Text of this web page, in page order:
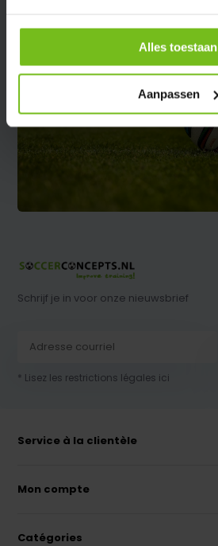
Alles toestaan
Aanpassen
Schrijf je in voor onze nieuwsbrief
* Lisez les restrictions légales ici
Service à la clientèle
Mon compte
Catégories